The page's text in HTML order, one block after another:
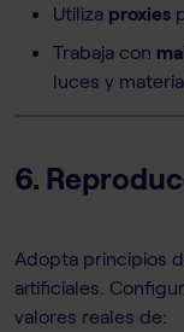
Utiliza proxies
Trabaja con
luces y
6.
Adopta principios
artificiales.
valores reales de: